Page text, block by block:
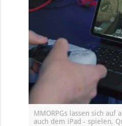
MMORPGs lassen sich
auch dem iPad - spielen,